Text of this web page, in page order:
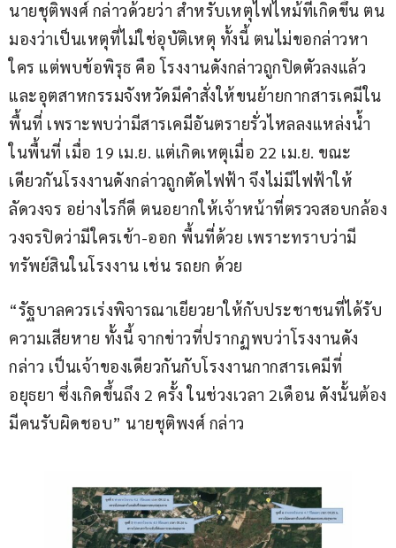
นายชุติพงศ์ กล่าวด้วยว่า สำหรับเหตุไฟไหม้ที่เกิดขึ้น ตน
มองว่าเป็นเหตุที่ไม่ใช่อุบัติเหตุ ทั้งนี้ ตนไม่ขอกล่าวหา
ใคร แต่พบข้อพิรุธ คือ โรงงานดังกล่าวถูกปิดตัวลงแล้ว
และอุตสาหกรรมจังหวัดมีคำสั่งให้ขนย้ายกากสารเคมีใน
พื้นที่ เพราะพบว่ามีสารเคมีอันตรายรั่วไหลลงแหล่งน้ำ
ในพื้นที่ เมื่อ 19 เม.ย. แต่เกิดเหตุเมื่อ 22 เม.ย. ขณะ
เดียวกันโรงงานดังกล่าวถูกตัดไฟฟ้า จึงไม่มีไฟฟ้าให้
ลัดวงจร อย่างไรก็ดี ตนอยากให้เจ้าหน้าที่ตรวจสอบกล้อง
วงจรปิดว่ามีใครเข้า-ออก พื้นที่ด้วย เพราะทราบว่ามี
ทรัพย์สินในโรงงาน เช่น รถยก ด้วย
“รัฐบาลควรเร่งพิจารณาเยียวยาให้กับประชาชนที่ได้รับ
ความเสียหาย ทั้งนี้ จากข่าวที่ปรากฏพบว่าโรงงานดัง
กล่าว เป็นเจ้าของเดียวกันกับโรงงานกากสารเคมีที่
อยุธยา ซึ่งเกิดขึ้นถึง 2 ครั้ง ในช่วงเวลา 2เดือน ดังนั้นต้อง
มีคนรับผิดชอบ” นายชุติพงศ์ กล่าว